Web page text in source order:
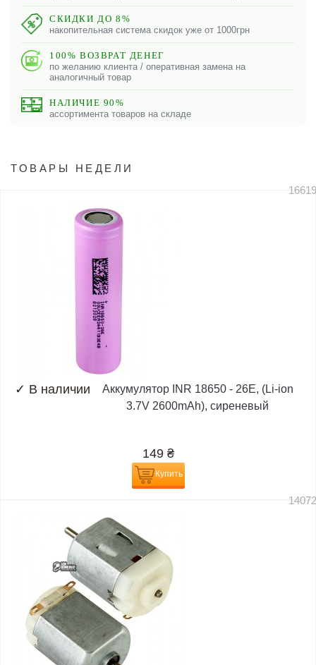
СКИДКИ ДО 8%
накопительная система скидок уже от 1000грн
100% ВОЗВРАТ ДЕНЕГ
по желанию клиента / оперативная замена на
аналогичный товар
НАЛИЧИЕ 90%
ассортимента товаров на складе
ТОВАРЫ НЕДЕЛИ
✓ В наличии
Аккумулятор INR 18650 - 26E, (Li-ion
3.7V 2600mAh), сиреневый
149 ₴
Купить